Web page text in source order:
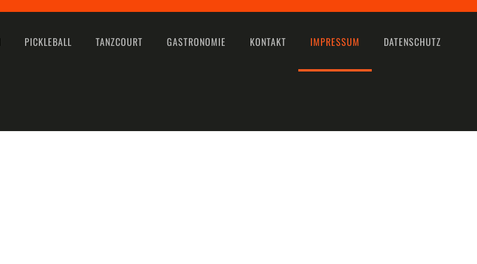
PICKLEBALL TANZCOURT GASTRONOMIE KONTAKT IMPRESSUM DATENSCHUTZ